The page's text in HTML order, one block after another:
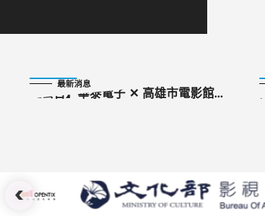
最新消息
【公告】華泰電子 ✕ 高雄市電影館藝